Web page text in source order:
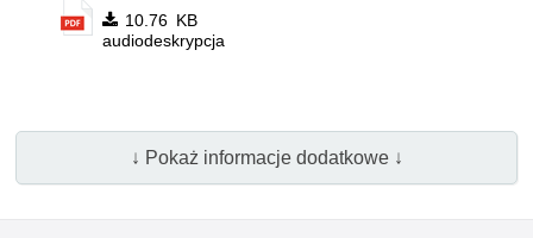
10.76 KB
audiodeskrypcja
↓ Pokaż informacje dodatkowe ↓